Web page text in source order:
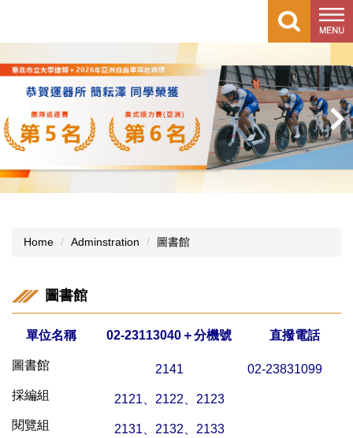
the
main
content
block
Home Adminstration 圖書館
圖書館
單位名稱 02-23113040＋分機號 直撥電話
圖書館 2141
02-23831099
採編組
2121、2122、2123
閱覽組
2131、2132、2133